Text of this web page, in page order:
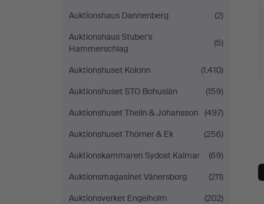
Auktionshaus Dannenberg
(2)
Auktionshaus Stuber's
Hammerschlag
(5)
Auktionshuset Kolonn
(1.410)
Auktionshuset STO Bohuslän
(159)
Auktionshuset Thelin & Johansson
(497)
Auktionshuset Thörner & Ek
(256)
Auktionskammaren Sydost Kalmar
(69)
Auktionsmagasinet Vänersborg
(211)
Auktionsverket Engelholm
(202)